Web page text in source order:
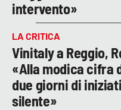
intervento»
LA CRITICA
Vinitaly a Reggio,
«Alla modica cifra
due giorni di
silente»